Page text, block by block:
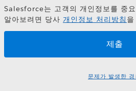
Salesforce는 고객의 개인정보를 중
알아보려면 당사 개인정보 처리방침
문제가 발생한 경